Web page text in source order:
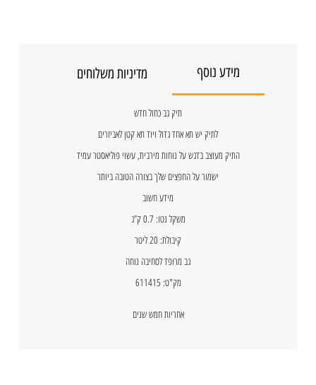
מידע נוסף מדיניות משלוחים
תיק גב כחול חדש
לתיק יש תא אחד גדול ויוד תא קטן לאביזרים
התיק מעוצב בדגש על נוחות מירבית, עשוי פוליאסטר עמיד
ישמור על החפצים שלך בצורה הטובה ביותר
מידע חשוב
משקל נטו: 0.7 ק”ג
קיבולת: 20 ליטר
גב מרופד לסחיבה נוחה
מק"ט: 611415
אחריות חמש שנים